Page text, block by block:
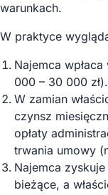
warunkach.
W praktyce
Najemca
000 – 30 000 zł).
W zamian
czynsz
opłaty
trwania umowy
Najemca
bieżące, a